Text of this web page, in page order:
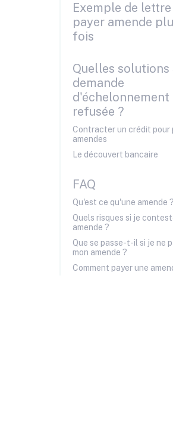
Exemple de
payer amende
fois
Quelles solutions
demande
d'échelonnement
refusée ?
Contracter un crédit pour
amendes
Le découvert bancaire
FAQ
Qu'est ce qu'une amende ?
Quels risques si je
amende ?
Que se passe-t-il si je ne
mon amende ?
Comment payer une